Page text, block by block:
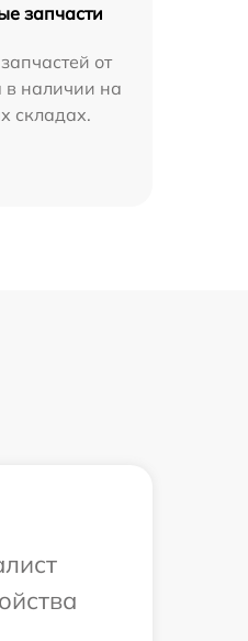
запчасти
от
в наличии на
складах.